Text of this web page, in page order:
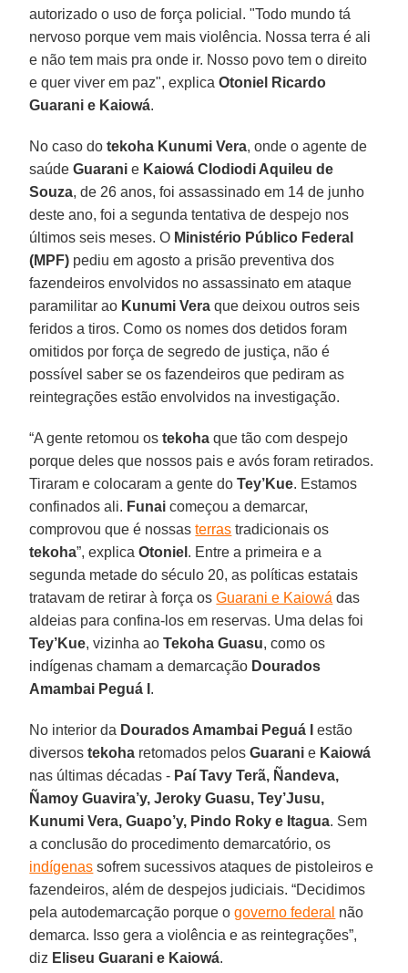
autorizado o uso de força policial. "Todo mundo tá
nervoso porque vem mais violência. Nossa terra é ali
e não tem mais pra onde ir. Nosso povo tem o direito
e quer viver em paz", explicaOtoniel Ricardo
Guarani e Kaiowá.
No caso dotekoha Kunumi Vera, onde o agente de
saúdeGuarani e Kaiowá Clodiodi Aquileu de
Souza, de 26 anos, foi assassinado em 14 de junho
deste ano, foi a segunda tentativa de despejo nos
últimos seis meses. O Ministério Público Federal
(MPF) pediu em agosto a prisão preventiva dos
fazendeiros envolvidos no assassinato em ataque
paramilitar ao Kunumi Vera que deixou outros seis
feridos a tiros. Como os nomes dos detidos foram
omitidos por força de segredo de justiça, não é
possível saber se os fazendeiros que pediram as
reintegrações estão envolvidos na investigação.
“A gente retomou ostekoha que tão com despejo
porque deles que nossos pais e avós foram retirados.
Tiraram e colocaram a gente doTey’Kue. Estamos
confinados ali. Funai começou a demarcar,
comprovou que é nossasterras tradicionais os
tekoha”, explicaOtoniel . Entre a primeira e a
segunda metade do século 20, as políticas estatais
tratavam de retirar à força osGuarani e Kaiowá das
aldeias para confina-los em reservas. Uma delas foi
Tey’Kue, vizinha aoTekoha Guasu, como os
indígenas chamam a demarcação Dourados
Amambai Peguá I .
No interior da Dourados Amambai Peguá I
estão
diversostekoha retomados pelosGuarani e Kaiowá
nas últimas décadas - Paí Tavy Terã, Ñandeva,
Ñamoy Guavira’y, Jeroky Guasu, Tey’Jusu,
Kunumi Vera, Guapo’y, Pindo Roky e Itagua. Sem
a conclusão do procedimento demarcatório, os
indígenas sofrem sucessivos ataques de pistoleiros e
fazendeiros, além de despejos judiciais. “Decidimos
pela autodemarcação porque ogoverno federal não
demarca. Isso gera a violência e as reintegrações”,
diz Eliseu Guarani e Kaiowá.